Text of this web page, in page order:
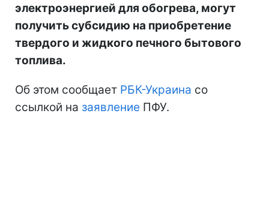
электроэнергией для обогрева, могут
получить субсидию на приобретение
твердого и жидкого печного бытового
топлива.
Об этом сообщает РБК-Украина со
ссылкой на заявление ПФУ.